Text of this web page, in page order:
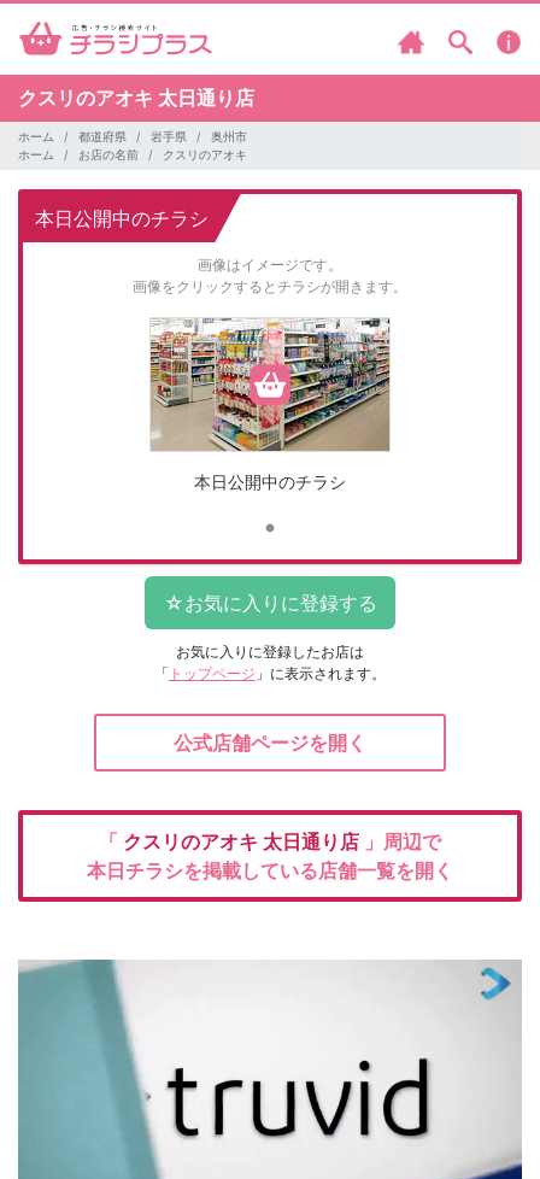
クスリのアオキ 太日通り店
ホーム 都道府県 岩手県
奥州市
ホーム
お店の名前 クスリのアオキ
本日公開中のチラシ
画像はイメージです。
画像をクリックするとチラシが開きます。
本日公開中のチラシ
お気に入りに登録したお店は
「 トップページ 」に表示されます。
公式店舗ページを開く
「 クスリのアオキ 太日通り店 」周辺で
本日チラシを掲載している店舗一覧を開く